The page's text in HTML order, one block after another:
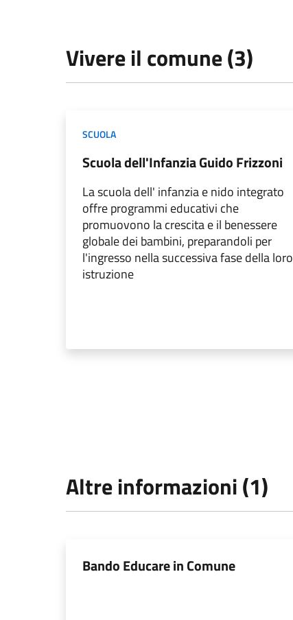
Vivere il comune (3)
SCUOLA
Scuola dell'Infanzia Guido Frizzoni
La scuola dell' infanzia e nido integrato
offre programmi educativi che
promuovono la crescita e il benessere
globale dei bambini, preparandoli per
l'ingresso nella successiva fase della loro
istruzione
Altre informazioni (1)
Bando Educare in Comune